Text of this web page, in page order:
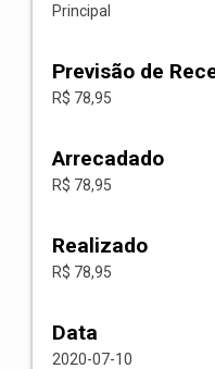
Principal
Previsão de
R$ 78,95
Arrecadado
R$ 78,95
Realizado
R$ 78,95
Data
2020-07-10